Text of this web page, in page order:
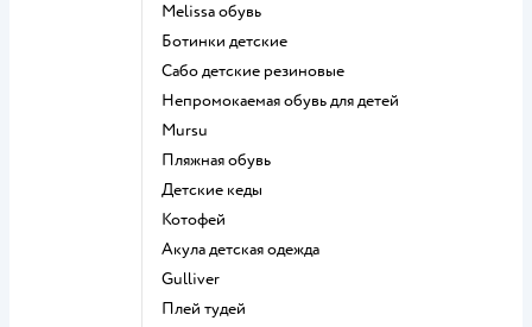
Melissa обувь
Ботинки детские
Сабо детские резиновые
Непромокаемая обувь для детей
Mursu
Пляжная обувь
Детские кеды
Котофей
Акула детская одежда
Gulliver
Плей тудей